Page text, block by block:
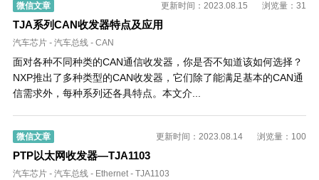
微信文章 浏览量：31
更新时间：2023.08.15
TJA系列CAN收发器特点及应用
汽车芯片 - 汽车总线 - CAN
面对各种不同种类的CAN通信收发器，你是否不知道该如何选择？
NXP推出了多种类型的CAN收发器，它们除了能满足基本的CAN通
信需求外，每种系列还各具特点。本文介...
微信文章 浏览量：100
更新时间：2023.08.14
PTP以太网收发器—TJA1103
汽车芯片 - 汽车总线 - Ethernet - TJA1103